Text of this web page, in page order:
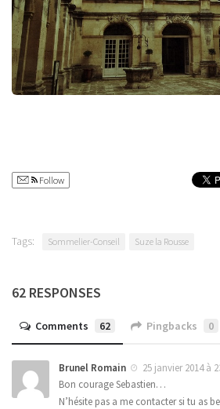
Follow
Tags: Sommelier-Conseil Suze la Rousse
62 RESPONSES
Comments 62 Pingbacks 0
Brunel Romain
25 janvier 2014 à
Bon courage Sebastien…
N’hésite pas a me contacter si tu as